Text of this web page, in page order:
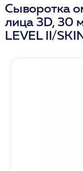
Сыворотка
лица 3D, 30
LEVEL II/